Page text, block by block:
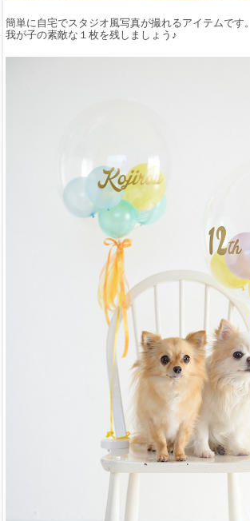
簡単に自宅でスタジオ風写真が撮れるアイテムです。
我が子の素敵な１枚を残しましょう♪